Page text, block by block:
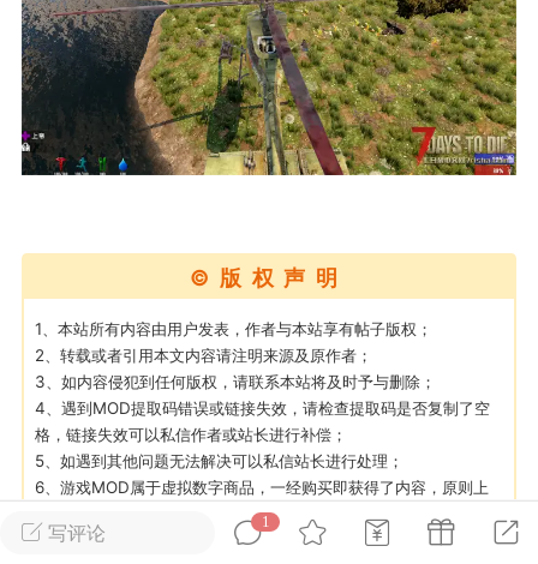
大人
02-10 15:45
电脑端 其他&工具
卖挂
禁止发布联机可用的作弊模组，
作弊模组在联机服务器使用,为了维护游
环境，中文网特此发布以下声明，规范
模组的发布行为：1. *...
72 2.22w
大人
Lv.8
写评论
1
©版权声明
1、本站所有内容由用户发表，作者与本站享有帖子版权；
2、转载或者引用本文内容请注明来源及原作者；
3、如内容侵犯到任何版权，请联系本站将及时予与删除；
4、遇到MOD提取码错误或链接失效，请检查提取码是否复制了空
格，链接失效可以私信作者或站长进行补偿；
5、如遇到其他问题无法解决可以私信站长进行处理；
6、游戏MOD属于虚拟数字商品，一经购买即获得了内容，原则上
不允许申请退款，购买即默认同意上述规则；